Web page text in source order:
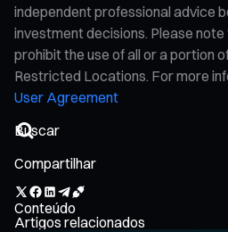
independent professional advice
investment decisions. Please
prohibit the use of all or a portion
Restricted Locations. For more
User Agreement
Compartilhar
Conteúdo
Artigos relacionados